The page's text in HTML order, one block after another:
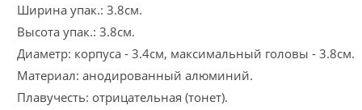
Ширина упак.: 3.8см.
Высота упак.: 3.8см.
Диаметр: корпуса - 3.4см, максимальный головы - 3.8см.
Материал: анодированный алюминий.
Плавучесть: отрицательная (тонет).